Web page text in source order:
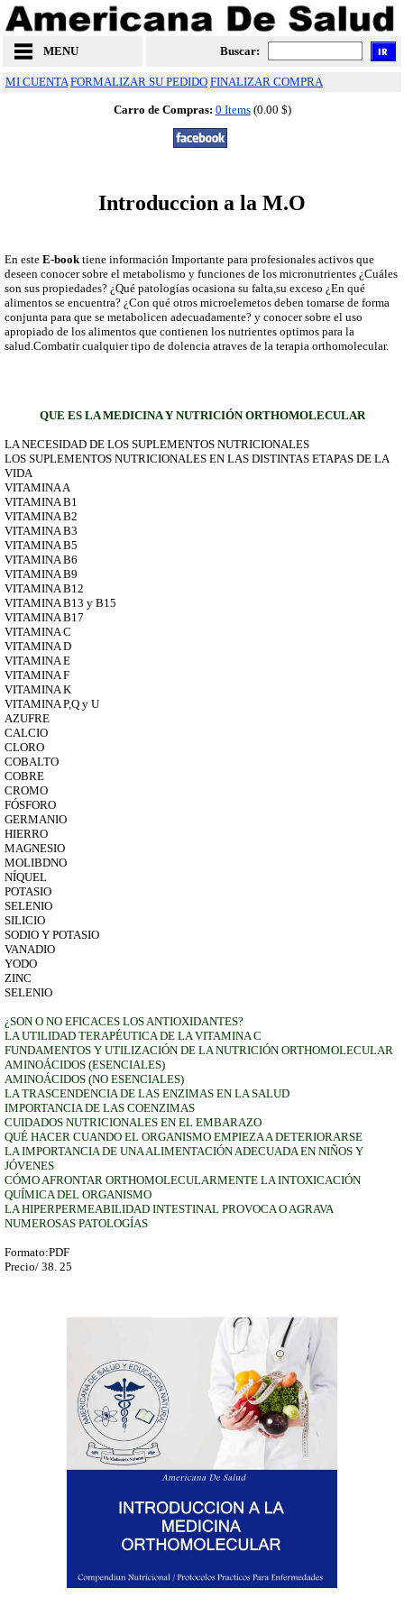
MENU Buscar:
MI CUENTA FORMALIZAR SU PEDIDO FINALIZAR COMPRA
Carro de Compras: 0 Items(0.00 $)
Introduccion a la M.O
En este E-book tiene información Importante para profesionales activos que
deseen conocer sobre el metabolismo y funciones de los micronutrientes ¿Cuáles
son sus propiedades? ¿Qué patologías ocasiona su falta,su exceso ¿En qué
alimentos se encuentra? ¿Con qué otros microelemetos deben tomarse de forma
conjunta para que se metabolicen adecuadamente? y conocer sobre el uso
apropiado de los alimentos que contienen los nutrientes optimos para la
salud.Combatir cualquier tipo de dolencia atraves de la terapia orthomolecular.
QUE ES LA MEDICINA Y NUTRICIÓN ORTHOMOLECULAR
LA NECESIDAD DE LOS SUPLEMENTOS NUTRICIONALES
LOS SUPLEMENTOS NUTRICIONALES EN LAS DISTINTAS ETAPAS DE LA
VIDA
VITAMINA A
VITAMINA B1
VITAMINA B2
VITAMINA B3
VITAMINA B5
VITAMINA B6
VITAMINA B9
VITAMINA B12
VITAMINA B13 y B15
VITAMINA B17
VITAMINA C
VITAMINA D
VITAMINA E
VITAMINA F
VITAMINA K
VITAMINA P,Q y U
AZUFRE
CALCIO
CLORO
COBALTO
COBRE
CROMO
FÓSFORO
GERMANIO
HIERRO
MAGNESIO
MOLIBDNO
NÍQUEL
POTASIO
SELENIO
SILICIO
SODIO Y POTASIO
VANADIO
YODO
ZINC
SELENIO
¿SON O NO EFICACES LOS ANTIOXIDANTES?
LA UTILIDAD TERAPÉUTICA DE LA VITAMINA C
FUNDAMENTOS Y UTILIZACIÓN DE LA NUTRICIÓN ORTHOMOLECULAR
AMINOÁCIDOS (ESENCIALES)
AMINOÁCIDOS (NO ESENCIALES)
LA TRASCENDENCIA DE LAS ENZIMAS EN LA SALUD
IMPORTANCIA DE LAS COENZIMAS
CUIDADOS NUTRICIONALES EN EL EMBARAZO
QUÉ HACER CUANDO EL ORGANISMO EMPIEZA A DETERIORARSE
LA IMPORTANCIA DE UNA ALIMENTACIÓN ADECUADA EN NIÑOS Y
JÓVENES
CÓMO AFRONTAR ORTHOMOLECULARMENTE LA INTOXICACIÓN
QUÍMICA DEL ORGANISMO
LA HIPERPERMEABILIDAD INTESTINAL PROVOCA O AGRAVA
NUMEROSAS PATOLOGÍAS
Formato:PDF
Precio/ 38. 25